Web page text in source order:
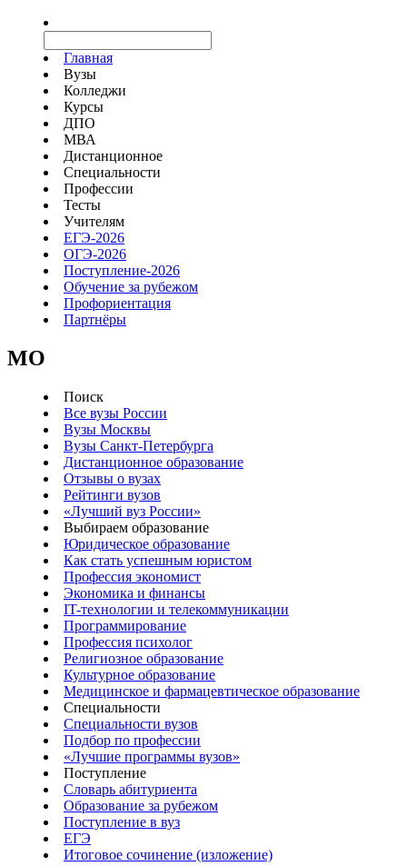
Главная
Вузы
Колледжи
Курсы
ДПО
МВА
Дистанционное
Специальности
Профессии
Тесты
Учителям
ЕГЭ-2026
ОГЭ-2026
Поступление-2026
Обучение за рубежом
Профориентация
Партнёры
MO
Поиск
Все вузы России
Вузы Москвы
Вузы Санкт-Петербурга
Дистанционное образование
Отзывы о вузах
Рейтинги вузов
«Лучший вуз России»
Выбираем образование
Юридическое образование
Как стать успешным юристом
Профессия экономист
Экономика и финансы
IT-технологии и телекоммуникации
Программирование
Профессия психолог
Религиозное образование
Культурное образование
Медицинское и фармацевтическое образование
Специальности
Специальности вузов
Подбор по профессии
«Лучшие программы вузов»
Поступление
Словарь абитуриента
Образование за рубежом
Поступление в вуз
ЕГЭ
Итоговое сочинение (изложение)